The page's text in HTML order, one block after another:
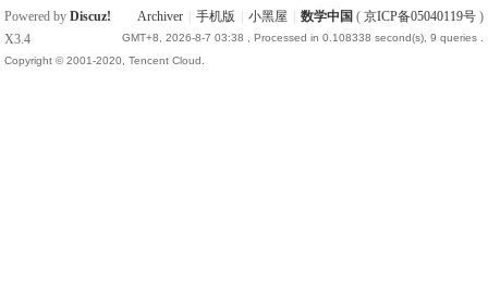
Archiver 手机版 小黑屋 数学中国 ( 京ICP备05040119号)
GMT+8, 2026-8-7 03:38 , Processed in 0.108338 second(s), 9 queries .
Powered byDiscuz!
X3.4
Copyright © 2001-2020, Tencent Cloud.